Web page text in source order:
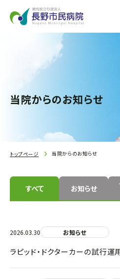
当院からのお知らせ
トップページ 当院からのお知らせ
すべて お知らせ
2026.03.30 お知らせ
ラピッド・ドクターカーの試行運